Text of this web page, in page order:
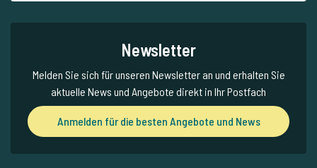
Newsletter
Melden Sie sich für unseren Newsletter an und erhalten Sie
aktuelle News und Angebote direkt in Ihr Postfach
Anmelden für die besten Angebote und News